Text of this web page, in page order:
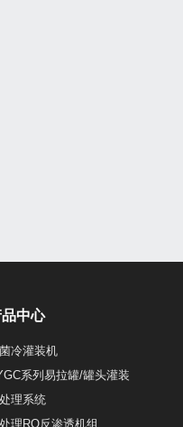
中心
冷灌装机
系列易拉罐/罐头灌装
理系统
理RO反渗透机组